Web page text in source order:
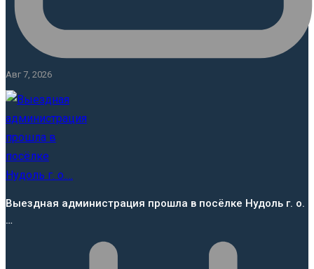
Авг 7, 2026
Выездная администрация прошла в посёлке Нудоль г. о.
…